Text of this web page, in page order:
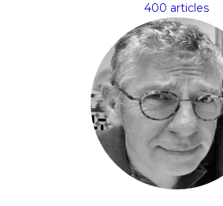
400 articles